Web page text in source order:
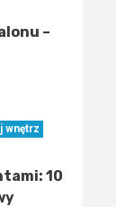
–
wnętrz
10